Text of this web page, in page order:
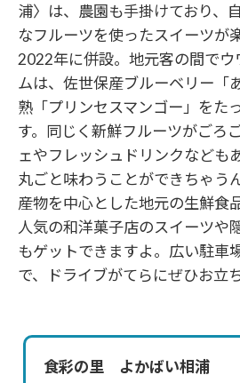
浦〉は、農園も手掛けており、
なフルーツを使ったスイーツが
2022年に併設。地元客の間でウ
ムは、佐世保産ブルーベリー「
熟「プリンセスマンゴー」をた
す。同じく新鮮フルーツがごろ
ェやフレッシュドリンクなども
丸ごと味わうことができちゃう
産物を中心とした地元の生鮮食
人気の和洋菓子店のスイーツや
もゲットできますよ。広い駐車
で、ドライブがてらにぜひお立
食彩の里 よかばい相浦